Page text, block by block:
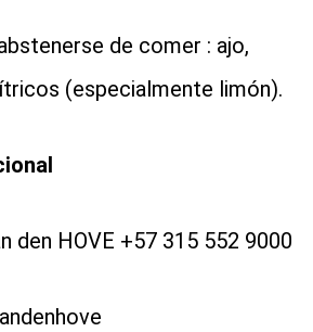
de comer : ajo,
(especialmente limón).
den HOVE +57 315 552 9000